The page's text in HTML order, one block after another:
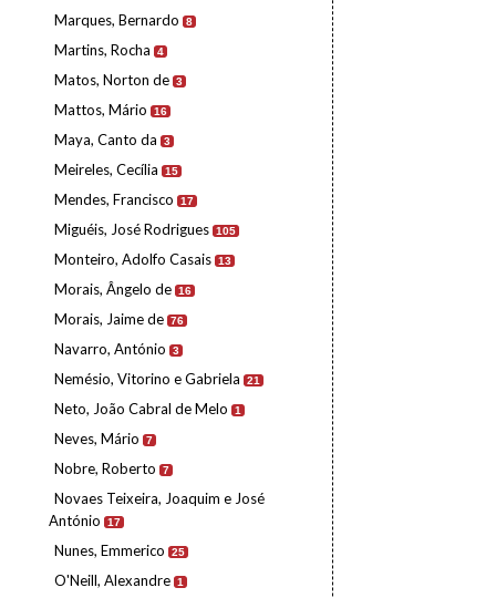
Marques, Bernardo 8
Martins, Rocha 4
Matos, Norton de 3
Mattos, Mário 16
Maya, Canto da 3
Meireles, Cecília 15
Mendes, Francisco 17
Miguéis, José Rodrigues 105
Monteiro, Adolfo Casais 13
Morais, Ângelo de 16
Morais, Jaime de 76
Navarro, António 3
Nemésio, Vitorino e Gabriela 21
Neto, João Cabral de Melo 1
Neves, Mário 7
Nobre, Roberto 7
Novaes Teixeira, Joaquim e José
António
17
Nunes, Emmerico 25
O'Neill, Alexandre 1